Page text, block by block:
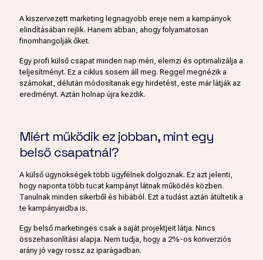
A kiszervezett marketing legnagyobb ereje nem a kampányok
elindításában rejlik. Hanem abban, ahogy folyamatosan
finomhangolják őket.
Egy profi külső csapat minden nap méri, elemzi és optimalizálja a
teljesítményt. Ez a ciklus sosem áll meg. Reggel megnézik a
számokat, délután módosítanak egy hirdetést, este már látják az
eredményt. Aztán holnap újra kezdik.
Miért működik ez jobban, mint egy
belső csapatnál?
A külső ügynökségek több ügyfélnek dolgoznak. Ez azt jelenti,
hogy naponta több tucat kampányt látnak működés közben.
Tanulnak minden sikerből és hibából. Ezt a tudást aztán átültetik a
te kampányaidba is.
Egy belső marketinges csak a saját projektjeit látja. Nincs
összehasonlítási alapja. Nem tudja, hogy a 2%-os konverziós
arány jó vagy rossz az iparágadban.